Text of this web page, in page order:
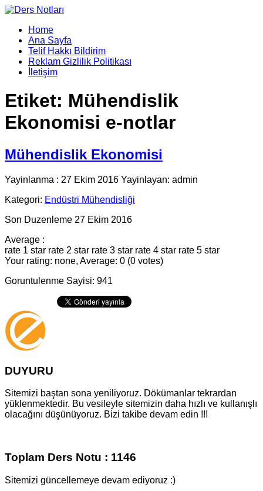
Home
Ana Sayfa
Telif Hakkı Bildirim
Reklam Gizlilik Politikası
İletişim
Etiket: Mühendislik
Ekonomisi e-notlar
Mühendislik Ekonomisi
Yayinlanma : 27 Ekim 2016 Yayinlayan: admin
Kategori: Endüstri Mühendisliği
Son Duzenleme 27 Ekim 2016
Average :
rate 1 star rate 2 star rate 3 star rate 4 star rate 5 star
Your rating: none, Average: 0 (0 votes)
Goruntulenme Sayisi: 941
DUYURU
Sitemizi baştan sona yeniliyoruz. Dökümanlar tekrardan
yüklenmektedir. Bu vesileyle sitemizin daha hızlı ve kullanışlı
olacağını düşünüyoruz. Bizi takibe devam edin !!!
Toplam Ders Notu : 1146
Sitemizi güncellemeye devam ediyoruz :)